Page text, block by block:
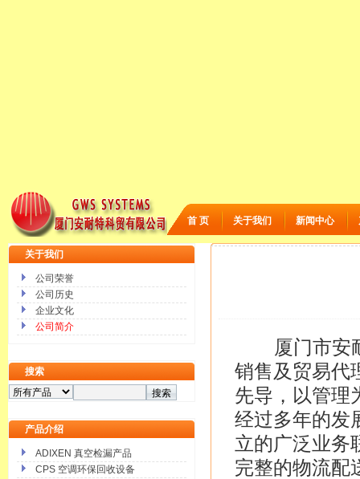
首 页 关于我们 新闻中心
关于我们
公司荣誉
公司历史
企业文化
公司简介
搜索
产品介绍
ADIXEN 真空检漏产品
CPS 空调环保回收设备
厦门市安耐
销售及贸易代
先导，以管理
经过多年的发
立的广泛业务
完整的物流配